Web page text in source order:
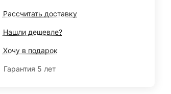
Рассчитать доставку
Нашли дешевле?
Хочу в подарок
Гарантия 5 лет